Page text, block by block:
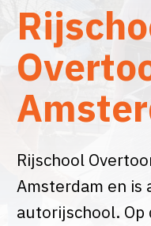
Rijschool
Amsterdam en is
autorijschool. Op